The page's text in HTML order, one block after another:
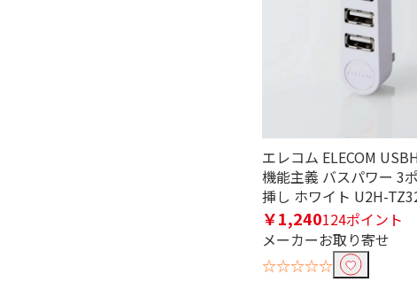
エレコム ELECOM
機能主義 バスパワー 3
挿し ホワイト U2H-
￥1,240124ポイント
メーカーお取り寄せ
☆☆☆☆☆
フリーワードで絞り込む
除外する にチェックを入れると、指定
価格で絞り込む
円~
電源で絞り込む
バスパワー バス＆セルフパワ